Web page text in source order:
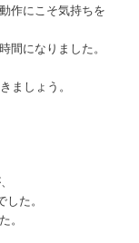
作にこそ気持ちを
間になりました。
ましょう。
た。
。